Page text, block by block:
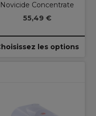
Novicide Concentrate
55,49 €
les options